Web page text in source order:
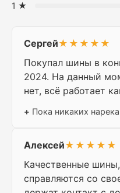
1 ★
Сергей★★★★★
Покупал шины в
2024. На данный
нет, всё работает
+ Пока никаких
Алексей★★★★★
Качественные
справляются со